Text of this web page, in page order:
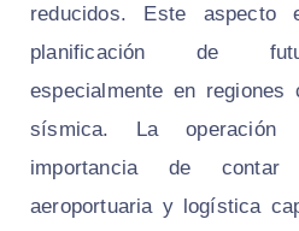
reducidos. Este
planificación de
especialmente en regiones
sísmica. La
importancia de contar
aeroportuaria y logística